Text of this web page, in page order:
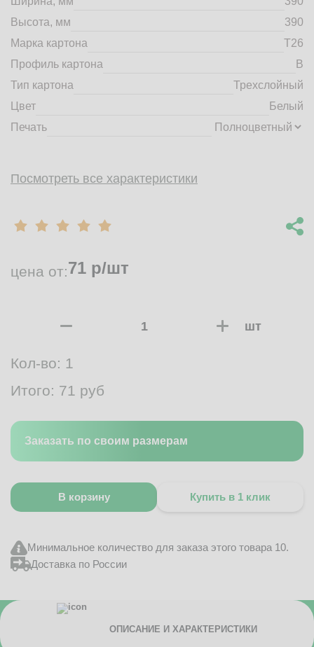
+7 (4832) 71-44-42
г. Брянск, Белобережская улица, 1А
© 2014 - 2026 | ООО ТД "Брянский картон" Все права защищены,
материалов с сайта строго запрещено.
Высота, мм
390
Марка картона
Т26
Профиль картона
B
Тип картона
Трехслойный
Цвет
Белый
Печать
Посмотреть все характеристики
цена от:71 р/шт
шт
Кол-во: 1
Итого: 71 руб
Заказать по своим размерам
В корзину Купить в 1 клик
Минимальное количество для заказа этого товара 10.
Доставка по России
ОПИСАНИЕ И ХАРАКТЕРИСТИКИ